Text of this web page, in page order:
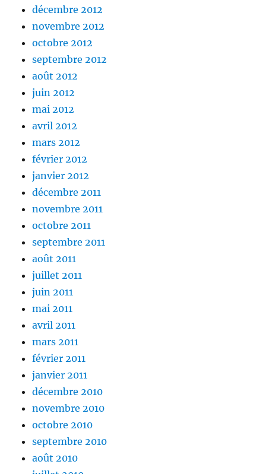
décembre 2012
novembre 2012
octobre 2012
septembre 2012
août 2012
juin 2012
mai 2012
avril 2012
mars 2012
février 2012
janvier 2012
décembre 2011
novembre 2011
octobre 2011
septembre 2011
août 2011
juillet 2011
juin 2011
mai 2011
avril 2011
mars 2011
février 2011
janvier 2011
décembre 2010
novembre 2010
octobre 2010
septembre 2010
août 2010